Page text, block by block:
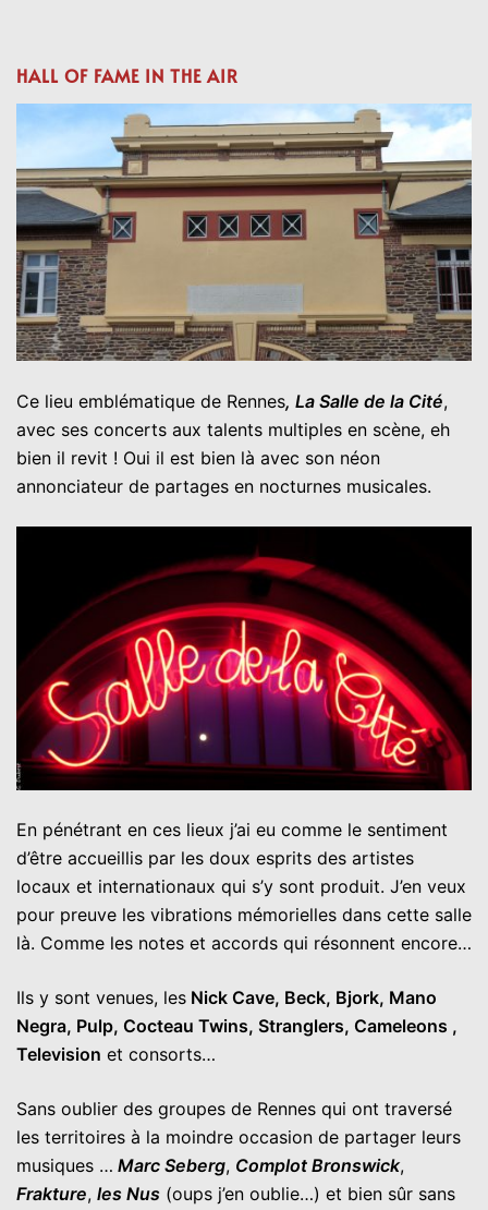
HALL OF FAME IN THE AIR
Ce lieu emblématique de Rennes, La Salle de la Cité,
avec ses concerts aux talents multiples en scène, eh
bien il revit ! Oui il est bien là avec son néon
annonciateur de partages en nocturnes musicales.
En pénétrant en ces lieux j’ai eu comme le sentiment
d’être accueillis par les doux esprits des artistes
locaux et internationaux qui s’y sont produit. J’en veux
pour preuve les vibrations mémorielles dans cette salle
là. Comme les notes et accords qui résonnent encore…
Ils y sont venues, les Nick Cave, Beck, Bjork, Mano
Negra, Pulp, Cocteau Twins, Stranglers, Cameleons ,
Television et consorts…
Sans oublier des groupes de Rennes qui ont traversé
les territoires à la moindre occasion de partager leurs
musiques … Marc Seberg, Complot Bronswick,
Frakture, les Nus (oups j’en oublie…) et bien sûr sans